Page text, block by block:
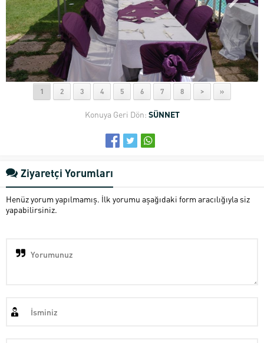
1 2 3 4 5 6 7 8 > »
Konuya Geri Dön: SÜNNET
Ziyaretçi Yorumları
Henüz yorum yapılmamış. İlk yorumu aşağıdaki form aracılığıyla siz
yapabilirsiniz.